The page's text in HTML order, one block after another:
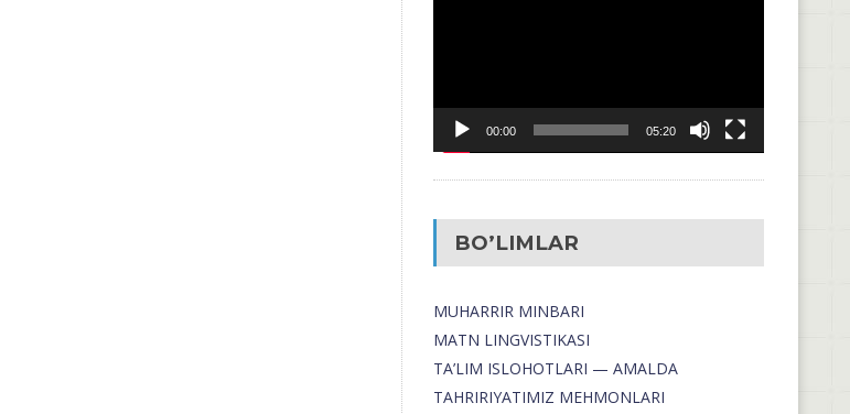
00:00 05:20
BO’LIMLAR
MUHARRIR MINBARI
MATN LINGVISTIKASI
TA’LIM ISLOHOTLARI — AMALDA
TAHRIRIYATIMIZ MEHMONLARI